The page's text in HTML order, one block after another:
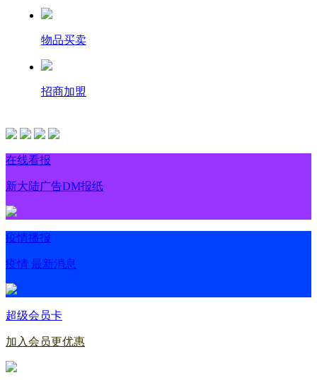
物品买卖
招商加盟
在线看报
新大陆广告DM报纸
疫情播报
疫情 最新消息
超级会员卡
加入会员更优惠